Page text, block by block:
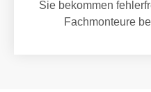
Sie bekommen
Fachmonteure